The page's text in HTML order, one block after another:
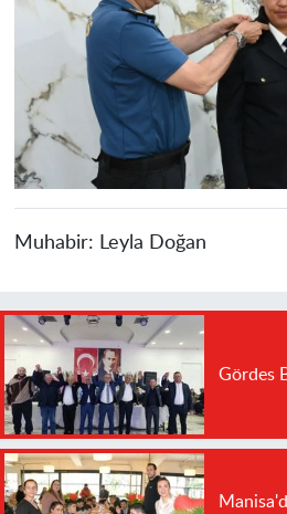
Muhabir: Leyla Doğan
Gördes